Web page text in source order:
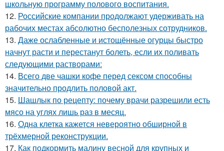
школьную программу полового воспитания.
12. Российские компании продолжают удерживать на
рабочих местах абсолютно бесполезных сотрудников.
13. Даже ослабленные и истощённые огурцы быстро
начнут расти и перестанут болеть, если их поливать
следующими растворами:
14. Всего две чашки кофе перед сексом способны
значительно продлить половой акт.
15. Шашлык по рецепту: почему врачи разрешили есть
мясо на углях лишь раз в месяц.
16. Одна клетка кажется невероятно обширной в
трёхмерной реконструкции.
17. Как подкормить малину весной для крупных и